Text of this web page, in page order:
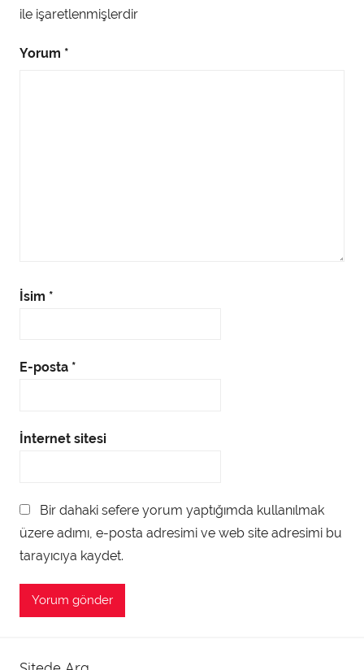
ile işaretlenmişlerdir
Yorum *
İsim *
E-posta *
İnternet sitesi
Bir dahaki sefere yorum yaptığımda kullanılmak
üzere adımı, e-posta adresimi ve web site adresimi bu
tarayıcıya kaydet.